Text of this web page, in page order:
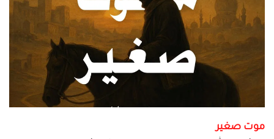
موت صغير